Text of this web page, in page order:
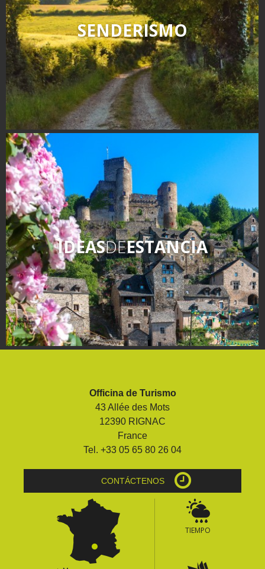
SENDERISMO
IDEASDEESTANCIA
Officina de Turismo
43 Allée des Mots
12390 RIGNAC
France
Tel. +33 05 65 80 26 04
CONTÁCTENOS
TIEMPO